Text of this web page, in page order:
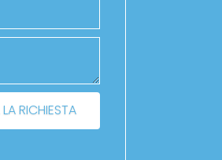
RICHIESTA